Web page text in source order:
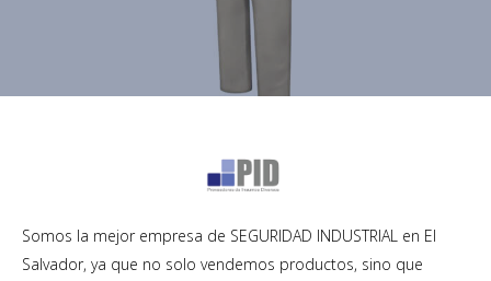
Somos la mejor empresa de SEGURIDAD INDUSTRIAL en El
Salvador, ya que no solo vendemos productos, sino que